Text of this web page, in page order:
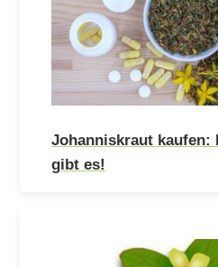
Johanniskraut kaufen:
gibt es!